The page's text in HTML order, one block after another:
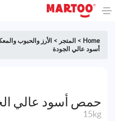
Home
> المتجر > الأرز والحبوب
أسود عالي الجودة
حمص أسود عالي
15kg